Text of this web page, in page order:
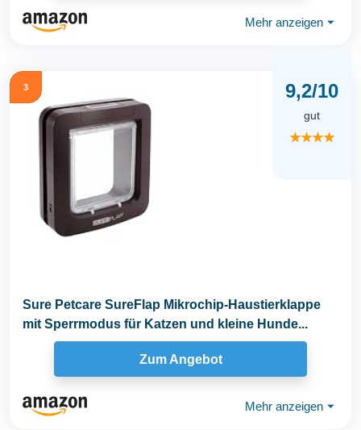
Mehr anzeigen ⏷
3 9,2/10
gut
★★★★
Sure Petcare SureFlap Mikrochip-Haustierklappe
mit Sperrmodus für Katzen und kleine Hunde...
Zum Angebot
Mehr anzeigen ⏷